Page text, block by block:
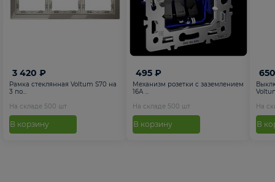
3 420 ₽
Рамка стеклянная Voltum S70 на
3 по...
На складе 500 шт
В корзину
495 ₽
Механизм розетки с заземлением
16А ...
На складе 500 шт
В корзину
На
В